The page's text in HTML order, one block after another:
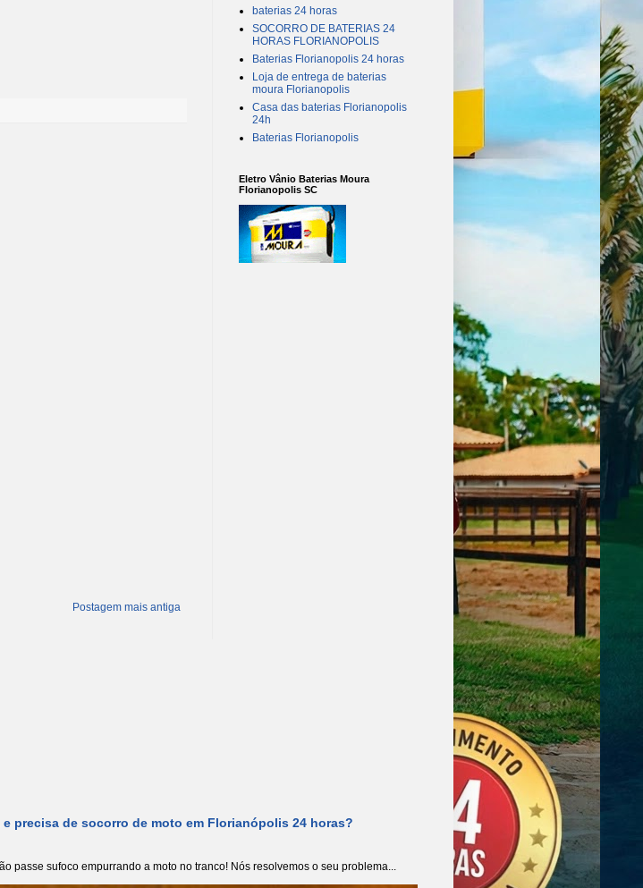
Postagem mais antiga
baterias 24 horas
SOCORRO DE BATERIAS 24
HORAS FLORIANOPOLIS
Baterias Florianopolis 24 horas
Loja de entrega de baterias
moura Florianopolis
Casa das baterias Florianopolis
24h
Baterias Florianopolis
Eletro Vânio Baterias Moura
Florianopolis SC
precisa de socorro de moto em Florianópolis 24 horas?
passe sufoco empurrando a moto no tranco! Nós resolvemos o seu problema...